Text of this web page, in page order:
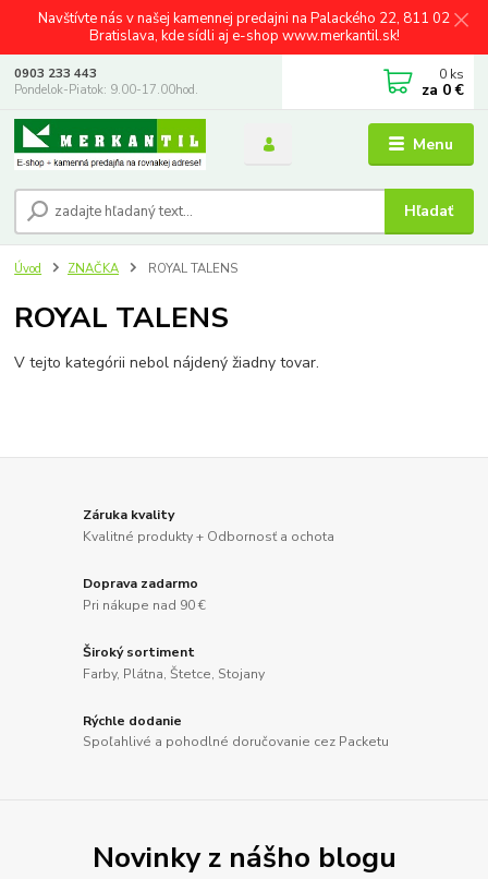
Navštívte nás v našej kamennej predajni na Palackého 22, 811 02
Bratislava, kde sídli aj e-shop www.merkantil.sk!
Menu
Hľadať
0903 233 443
Pondelok-Piatok: 9.00-17.00hod.
0 ks
za 0 €
Úvod ZNAČKA ROYAL TALENS
ROYAL TALENS
V tejto kategórii nebol nájdený žiadny tovar.
Záruka kvality
Kvalitné produkty + Odbornosť a ochota
Doprava zadarmo
Pri nákupe nad 90 €
Široký sortiment
Farby, Plátna, Štetce, Stojany
Rýchle dodanie
Spoľahlivé a pohodlné doručovanie cez Packetu
Novinky z nášho blogu